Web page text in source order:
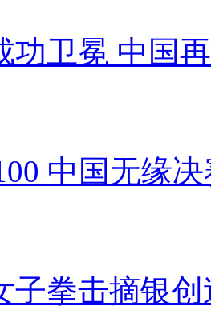
功卫冕 中国
中国无缘
子拳击摘银